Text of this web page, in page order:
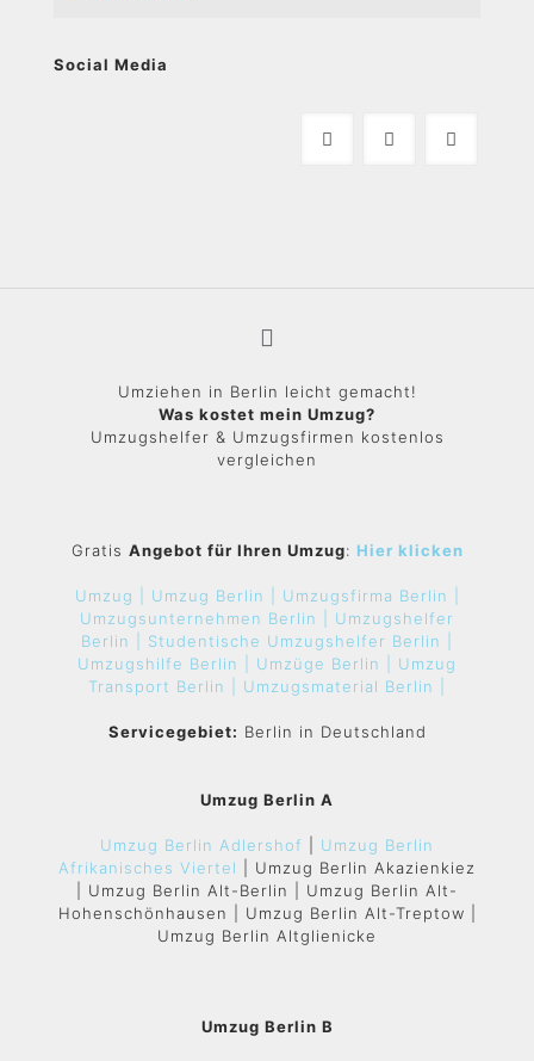
Social Media
Umziehen in Berlin leicht gemacht!
Was kostet mein Umzug?
Umzugshelfer & Umzugsfirmen kostenlos
vergleichen
Gratis Angebot für Ihren Umzug: Hier klicken
Umzug | Umzug Berlin |
Umzugsfirma Berlin |
Umzugsunternehmen Berlin | Umzugshelfer
Berlin | Studentische Umzugshelfer Berlin |
Umzugshilfe Berlin | Umzüge Berlin | Umzug
Transport Berlin | Umzugsmaterial Berlin |
Servicegebiet: Berlin in Deutschland
Umzug Berlin A
Umzug Berlin Adlershof
Umzug Berlin
Afrikanisches Viertel
| Umzug Berlin Akazienkiez
| Umzug Berlin Alt-Berlin | Umzug Berlin Alt-
Hohenschönhausen | Umzug Berlin Alt-Treptow |
Umzug Berlin Altglienicke
Umzug Berlin B